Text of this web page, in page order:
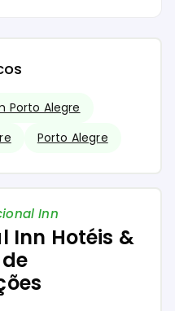
Porto Alegre
Porto Alegre
Inn
Inn Hotéis &